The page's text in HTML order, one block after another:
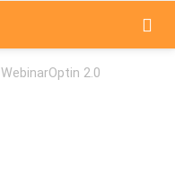
WebinarOptin 2.0